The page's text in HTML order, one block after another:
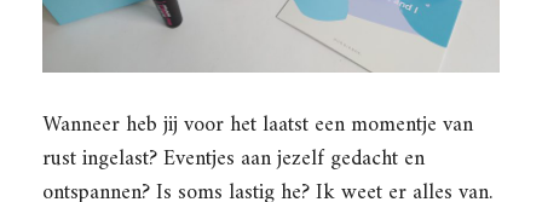
Wanneer heb jij voor het laatst een momentje van
rust ingelast? Eventjes aan jezelf gedacht en
ontspannen? Is soms lastig he? Ik weet er alles van.